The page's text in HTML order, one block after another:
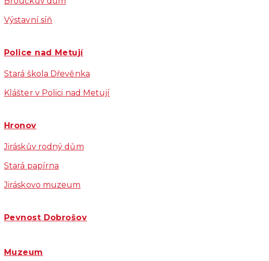
Výstavní síň
Police nad Metují
Stará škola Dřevěnka
Klášter v Polici nad Metují
Hronov
Jiráskův rodný dům
Stará papírna
Jiráskovo muzeum
Pevnost Dobrošov
Muzeum